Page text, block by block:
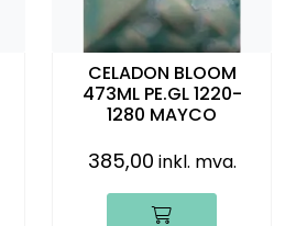
CELADON BLOOM
473ML PE.GL 1220-
1280 MAYCO
385,00 inkl. mva.